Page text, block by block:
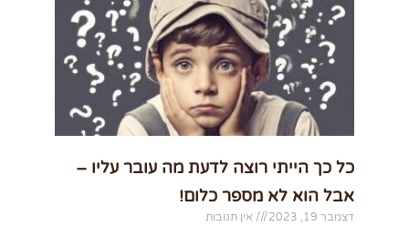
כל כך הייתי רוצה לדעת מה עובר עליו –
אבל הוא לא מספר כלום!
דצמבר 19, 2023 אין תגובות